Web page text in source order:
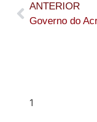
ANTERIOR
1